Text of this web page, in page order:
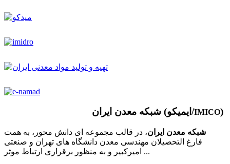
شبکه معدن ایران (ایمیکو/IMICO)
شبکه معدن ایران، در قالب مجموعه ای دانش محور، به همت
فارغ­ التحصیلان مهندسی معدن دانشگاه ­های تهران و صنعتی
امیرکبیر و به منظور برقراری ارتباط موثر ...